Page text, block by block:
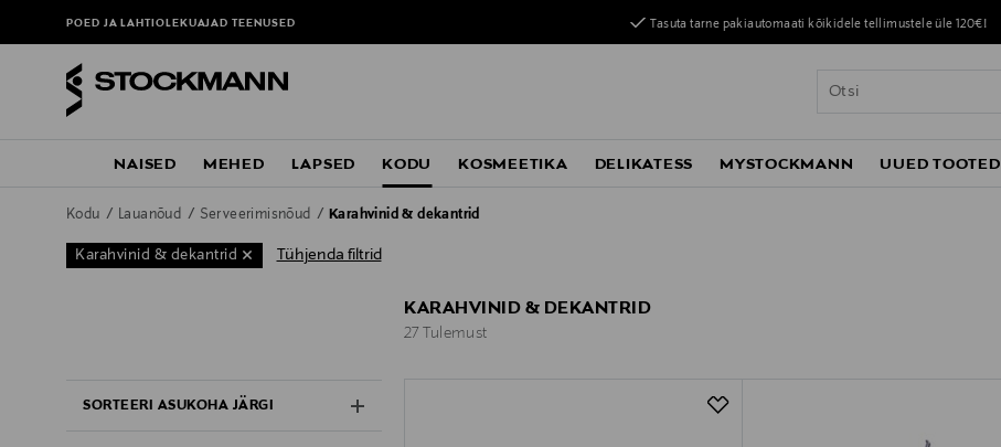
POED JA LAHTIOLEKUAJADTEENUSED Tasuta tarne pakiautomaati kõikidele tellimustele üle 120€!
NAISED MEHED LAPSED KODU KOSMEETIKA DELIKATESS MYSTOCKMANN UUED TOOTED
Kodu Lauanõud Serveerimisnõud Karahvinid & dekantrid
Karahvinid & dekantrid Tühjenda filtrid
SORTEERI ASUKOHA JÄRGI
KARAHVINID & DEKANTRID
27 Tulemust